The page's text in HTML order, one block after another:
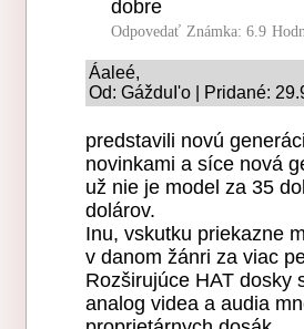
dobre
Odpovedať Známka: 6.9
Áaleé,
Od: GážduI'o | Pridané:
predstavili novú
novinkami a síce nová
už nie je model za 35
dolárov.
Inu, vskutku priekazne
v danom žánri za viac
Rozširujúce HAT dosky
analog videa a audia